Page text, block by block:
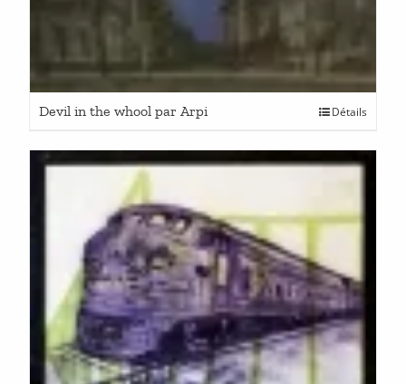
Devil in the whool par Arpi Détails